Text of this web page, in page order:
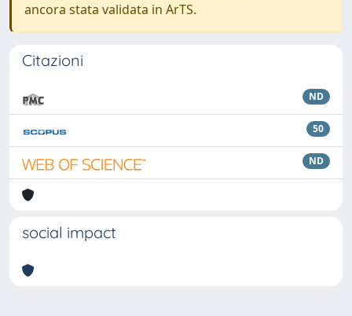
ancora stata validata in ArTS.
Citazioni
ND
50
ND
social impact